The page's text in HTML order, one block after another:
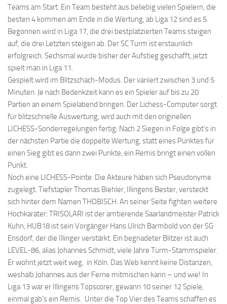
Teams am Start. Ein Team besteht aus beliebig vielen Spielern, die
besten 4 kommen am Ende in die Wertung, ab Liga 12 sind es 5.
Begonnen wird in Liga 17, die drei bestplatzierten Teams steigen
auf, die drei Letzten steigen ab. Der SC Turm ist erstaunlich
erfolgreich. Sechsmal wurde bisher der Aufstieg geschafft, jetzt
spielt man in Liga 11.
Gespielt wird im Blitzschach-Modus. Der variiert zwischen 3 und 5
Minuten. Je nach Bedenkzeit kann es ein Spieler auf bis zu 20
Partien an einem Spielabend bringen. Der Lichess-Computer sorgt
für blitzschnelle Auswertung, wird auch mit den originellen
LICHESS-Sonderregelungen fertig: Nach 2 Siegen in Folge gibt’s in
der nächsten Partie die doppelte Wertung, statt eines Punktes für
einen Sieg gibt es dann zwei Punkte, ein Remis bringt einen vollen
Punkt.
Noch eine LICHESS-Pointe: Die Akteure haben sich Pseudonyme
zugelegt. Tiefstapler Thomas Biehler, Illingens Bester, versteckt
sich hinter dem Namen THOBISCH. An seiner Seite fighten weitere
Hochkaräter: TRISOLARI ist der amtierende Saarlandmeister Patrick
Kuhn, HUB18 ist sein Vorgänger Hans Ulrich Barmbold von der SG
Ensdorf, der die Illinger verstärkt. Ein begnadeter Blitzer ist auch
LEVEL-86, alias Johannes Schmidt, viele Jahre Turm-Stammspieler.
Er wohnt jetzt weit weg, in Köln. Das Web kennt keine Distanzen,
weshalb Johannes aus der Ferne mitmischen kann – und wie! In
Liga 13 war er Illingens Topscorer, gewann 10 seiner 12 Spiele,
einmal gab’s ein Remis. Unter die Top Vier des Teams schaffen es